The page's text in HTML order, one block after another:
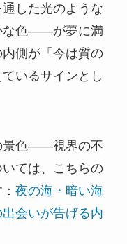
した光のような
な色——が夢に満
側が「今は質の
いるサインとし
景色——視界の不
ては、こちらの
夜の海・暗い海
会いが告げる内